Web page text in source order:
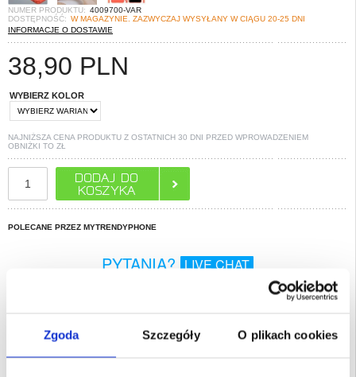
Zgoda Szczegóły O plikach cookies
NUMER PRODUKTU: 4009700-VAR
DOSTĘPNOŚĆ: W MAGAZYNIE. ZAZWYCZAJ WYSYŁANY W CIĄGU 20-25 DNI
INFORMACJE O DOSTAWIE
38,90 PLN
WYBIERZ KOLOR
NAJNIŻSZA CENA PRODUKTU Z OSTATNICH 30 DNI PRZED WPROWADZENIEM
OBNIŻKI TO ZŁ
POLECANE PRZEZ MYTRENDYPHONE
PYTANIA? LIVE CHAT
Szczotkowane Etui z TPU do Huawei Mate 70 - Włókno Węglowe
Etui Brushed z TPU skutecznie osłoni Huawei Mate 70, zapewniając jej stylowy